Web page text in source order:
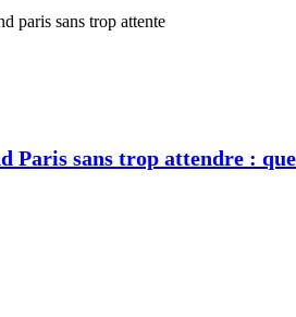
Paris sans trop attendre :